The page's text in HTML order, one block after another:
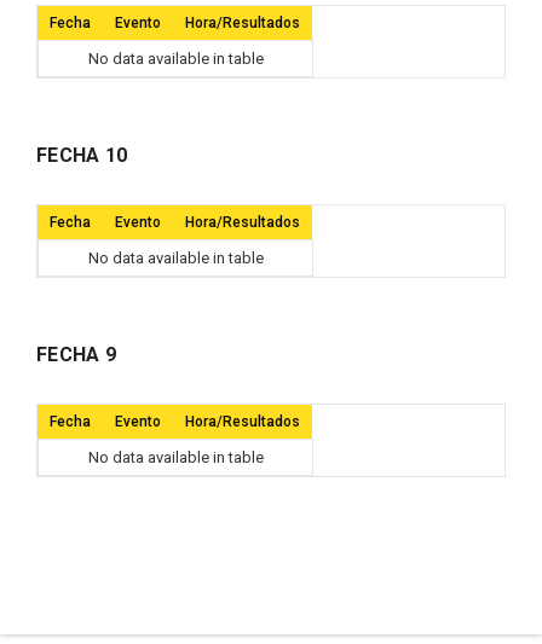
Fecha Evento Hora/Resultados
No data available in table
FECHA 10
Fecha Evento Hora/Resultados
No data available in table
FECHA 9
Fecha Evento Hora/Resultados
No data available in table